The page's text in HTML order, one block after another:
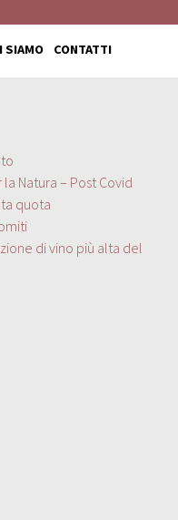
SIAMO CONTATTI
Natura – Post Covid
quota
di vino più alta del